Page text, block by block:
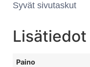
Syvät sivutaskut
Lisätiedot
Paino